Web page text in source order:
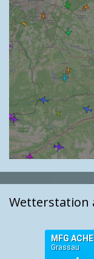
Wetterstation